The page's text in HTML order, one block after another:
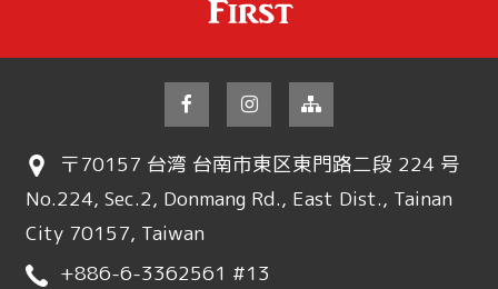
〒70157 台湾 台南市東区東門路二段 224 号
No.224, Sec.2, Donmang Rd., East Dist., Tainan
City 70157, Taiwan
+886-6-3362561 #13